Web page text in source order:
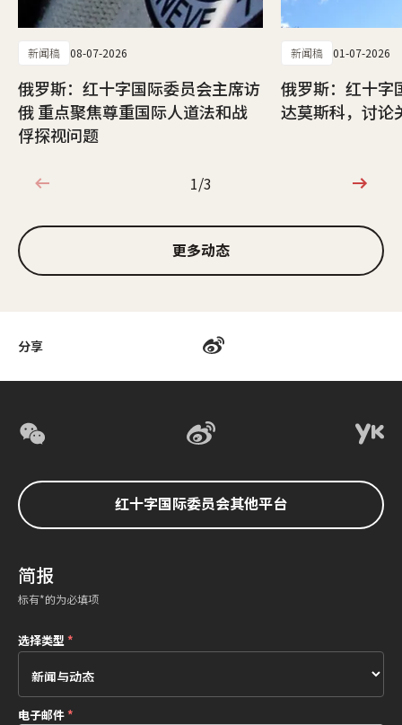
分享
新闻稿 08-07-2026
俄罗斯：红十字国际委员会主席访
俄 重点聚焦尊重国际人道法和战
俘探视问题
新闻稿 01-07-2026
俄罗斯：红十字
达莫斯科，讨论
1/3
1/3
更多动态
红十字国际委员会其他平台
简报
标有*的为必填项
选择类型 *
电子邮件*